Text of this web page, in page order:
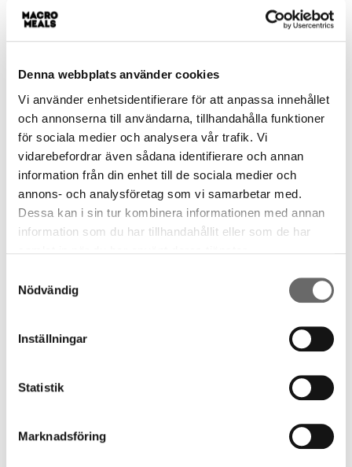
Denna webbplats använder cookies
Vi använder enhetsidentifierare för att anpassa innehållet
och annonserna till användarna, tillhandahålla funktioner
för sociala medier och analysera vår trafik. Vi
vidarebefordrar även sådana identifierare och annan
information från din enhet till de sociala medier och
annons- och analysföretag som vi samarbetar med.
Dessa kan i sin tur kombinera informationen med annan
information som du har tillhandahållit eller som de har
Nödvändig
Inställningar
Statistik
Marknadsföring
115kr
− +
Lägg i varukorg